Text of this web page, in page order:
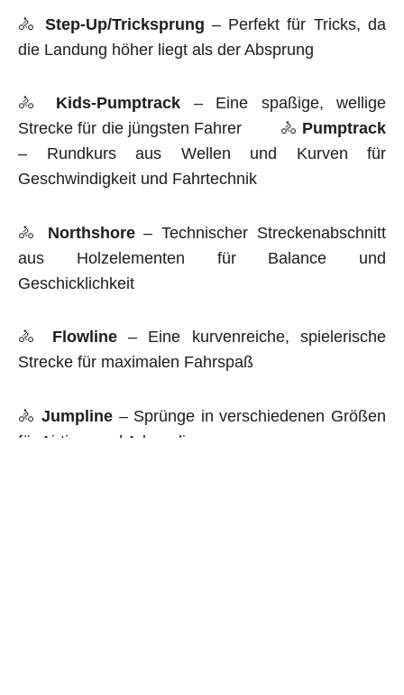
🚴 Step-Up/Tricksprung – Perfekt für Tricks, da
die Landung höher liegt als der Absprung
🚴 Kids-Pumptrack – Eine spaßige, wellige
Strecke für die jüngsten Fahrer 🚴 Pumptrack
– Rundkurs aus Wellen und Kurven für
Geschwindigkeit und Fahrtechnik
🚴 Northshore– Technischer Streckenabschnitt
aus Holzelementen für Balance und
Geschicklichkeit
🚴 Flowline– Eine kurvenreiche, spielerische
Strecke für maximalen Fahrspaß
🚴Jumpline – Sprünge in verschiedenen Größen
für Airtime und Adrenalin